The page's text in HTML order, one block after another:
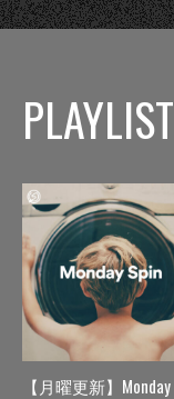
PLAYLIST